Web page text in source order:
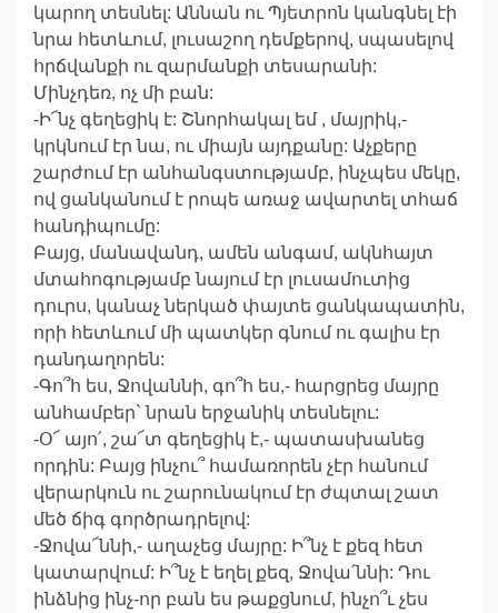
կարող տեսնել: Աննան ու Պյետրոն կանգնել էի
նրա հետևում, լուսաշող դեմքերով, սպասելով
հրճվանքի ու զարմանքի տեսարանի:
Մինչդեռ, ոչ մի բան:
-Ի՜նչ գեղեցիկ է: Շնորհակալ եմ , մայրիկ,-
կրկնում էր նա, ու միայն այդքանը: Աչքերը
շարժում էր անհանգստությամբ, ինչպես մեկը,
ով ցանկանում է րոպե առաջ ավարտել տհաճ
հանդիպումը:
Բայց, մանավանդ, ամեն անգամ, ակնհայտ
մտահոգությամբ նայում էր լուսամուտից
դուրս, կանաչ ներկած փայտե ցանկապատին,
որի հետևում մի պատկեր գնում ու գալիս էր
դանդաղորեն:
-Գո՞հ ես, Ջովաննի, գո՞հ ես,- հարցրեց մայրը
անհամբեր` նրան երջանիկ տեսնելու:
-Օ՜ այո՛, շա՜տ գեղեցիկ է,- պատասխանեց
որդին: Բայց ինչու՞ համառորեն չէր հանում
վերարկուն ու շարունակում էր ժպտալ շատ
մեծ ճիգ գործրադրելով:
-Ջովա՜ննի,- աղաչեց մայրը: Ի՞նչ է քեզ հետ
կատարվում: Ի՞նչ է եղել քեզ, Ջովա՛ննի: Դու
ինձնից ինչ-որ բան ես թաքցնում, ինչո՞ւ չես